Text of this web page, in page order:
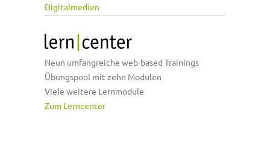
Digitalmedien
Neun umfangreiche web-based Trainings
Übungspool mit zehn Modulen
Viele weitere Lernmodule
Zum Lerncenter